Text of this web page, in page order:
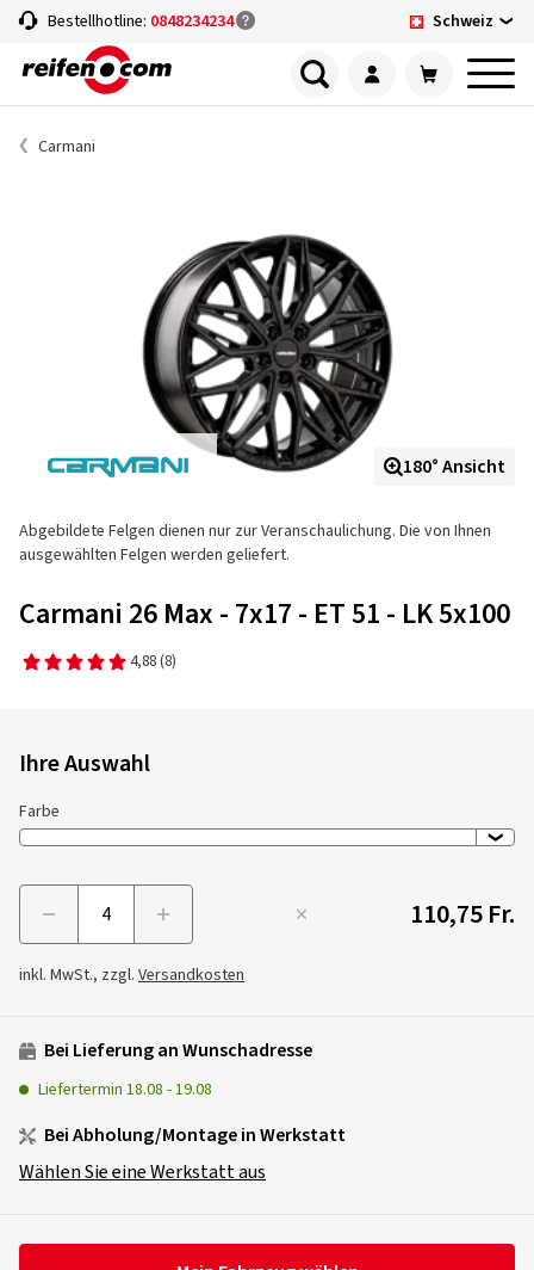
Bestellhotline: 0848234234 Schweiz
Carmani
180° Ansicht
Abgebildete Felgen dienen nur zur Veranschaulichung. Die von Ihnen
ausgewählten Felgen werden geliefert.
Carmani 26 Max - 7x17 - ET 51 - LK 5x100
4,88 (8)
Ihre Auswahl
Farbe
110,75 Fr.
inkl. MwSt., zzgl. Versandkosten
Bei Lieferung an Wunschadresse
Liefertermin 18.08 -19.08
Bei Abholung/Montage in Werkstatt
Wählen Sie eine Werkstatt aus